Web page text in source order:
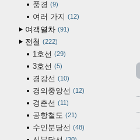
풍경 9
여러 가지 12
여객열차 91
전철 222
1호선 29
3호선 5
경강선 10
경의중앙선 12
경춘선 11
공항철도 21
수인분당선 48